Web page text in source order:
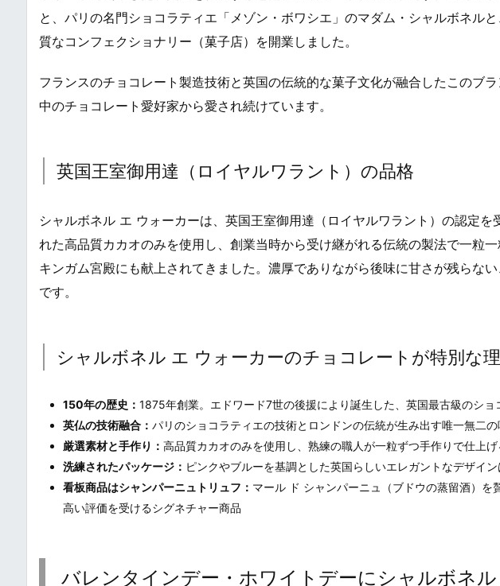
と、パリの名門ショコラティエ「メゾン・ボワシエ」のマダム・シャルボネル
質なコンフェクショナリー（菓子店）を開業しました。
フランスのチョコレート製造技術と英国の伝統的な菓子文化が融合したこのブ
中のチョコレート愛好家から愛され続けています。
英国王室御用達（ロイヤルワラント）の品格
シャルボネル エ ウォーカーは、英国王室御用達（ロイヤルワラント）の認定
れた高品質カカオのみを使用し、創業当時から受け継がれる伝統の製法で一粒
キンガム宮殿にも献上されてきました。濃厚でありながら後味に甘さが残らな
です。
シャルボネル エ ウォーカーのチョコレートが特別な
150年の歴史： 1875年創業。エドワード7世の後援により誕生した、英国最古級のショ
英仏の技術融合： パリのショコラティエの技術とロンドンの伝統が生み出す唯一無二
厳選素材と手作り： 高品質カカオのみを使用し、熟練の職人が一粒ずつ手作りで仕上げ
洗練されたパッケージ： ピンクやブルーを基調とした英国らしいエレガントなデザイ
看板商品はシャンパーニュトリュフ： マール ド シャンパーニュ（ブドウの蒸留酒）
高い評価を受けるシグネチャー商品
バレンタインデー・ホワイトデーにシャルボネ